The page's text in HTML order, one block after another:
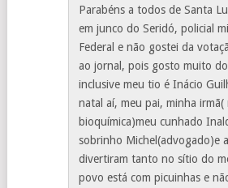
Parabéns a todos de Santa
em junco do Seridó, policial
Federal e não gostei da
ao jornal, pois gosto muito
inclusive meu tio é Inácio
natal aí, meu pai, minha irmã(
bioquímica)meu cunhado
sobrinho Michel(advogado)e
divertiram tanto no sítio do
povo está com picuinhas e